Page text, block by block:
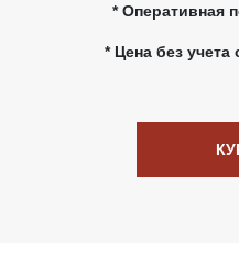
* Оперативная
* Цена без